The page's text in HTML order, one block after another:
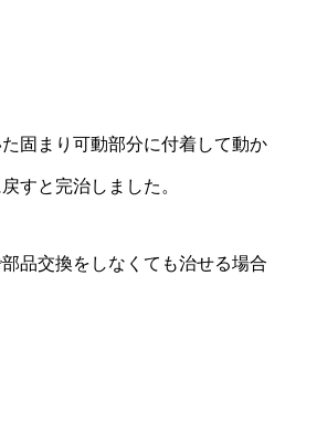
固まり可動部分に付着して動か
すと完治しました。
品交換をしなくても治せる場合